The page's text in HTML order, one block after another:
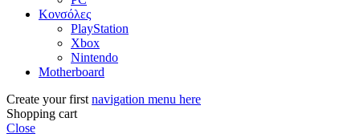
Κονσόλες
PlayStation
Xbox
Nintendo
Motherboard
Create your first navigation menu here
Shopping cart
Close